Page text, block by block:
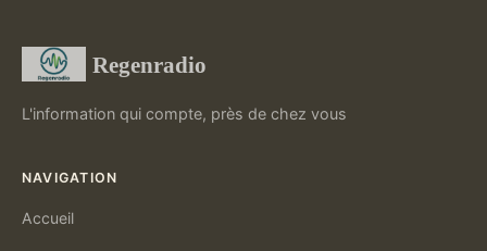
Regenradio
L'information qui compte, près de chez vous
NAVIGATION
Accueil